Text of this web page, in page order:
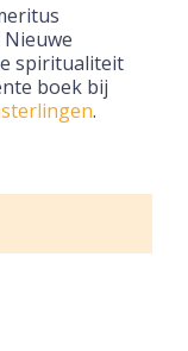
spiritualiteit
boek bij
.